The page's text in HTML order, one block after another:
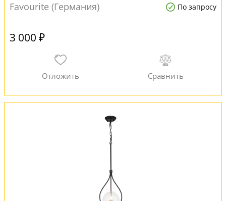
Favourite (Германия)
По запросу
3 000 ₽